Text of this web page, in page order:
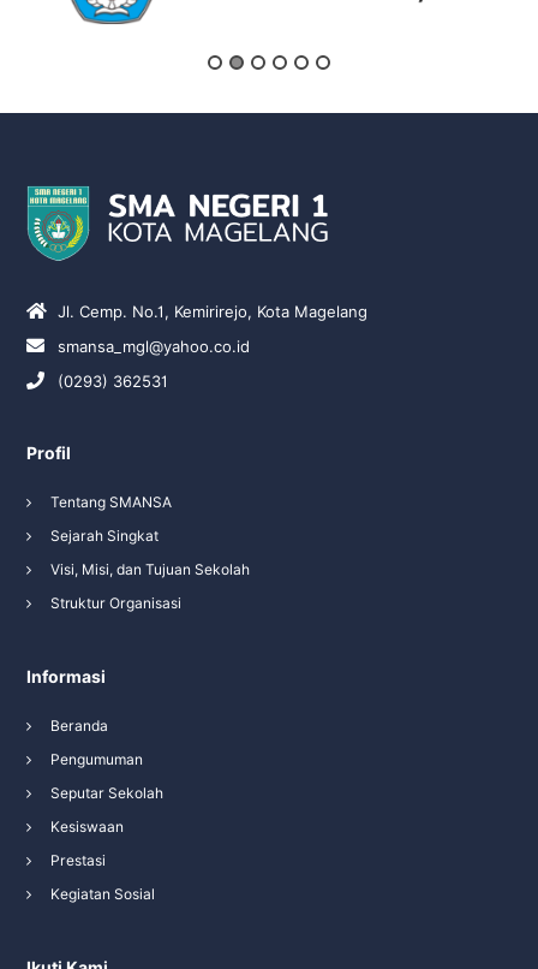
Jl. Cemp. No.1, Kemirirejo, Kota Magelang
smansa_mgl@yahoo.co.id
(0293) 362531
Profil
Tentang SMANSA
Sejarah Singkat
Visi, Misi, dan Tujuan Sekolah
Struktur Organisasi
Informasi
Beranda
Pengumuman
Seputar Sekolah
Kesiswaan
Prestasi
Kegiatan Sosial